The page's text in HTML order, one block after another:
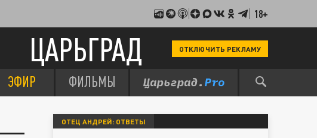
18+
ЦАРЬГРАД ОТКЛЮЧИТЬ РЕКЛАМУ
ЭФИР ФИЛЬМЫ
ОТЕЦ АНДРЕЙ: ОТВЕТЫ